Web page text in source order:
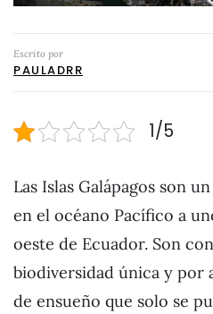
Escrito por
PAULADRR
1/5
Las Islas Galápagos son
en el océano Pacífico a
oeste de Ecuador. Son
biodiversidad única y por
de ensueño que solo se